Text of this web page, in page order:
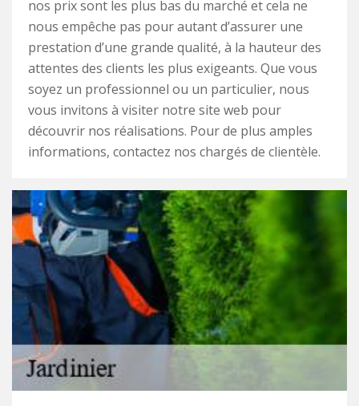
nos prix sont les plus bas du marché et cela ne
nous empêche pas pour autant d’assurer une
prestation d’une grande qualité, à la hauteur des
attentes des clients les plus exigeants. Que vous
soyez un professionnel ou un particulier, nous
vous invitons à visiter notre site web pour
découvrir nos réalisations. Pour de plus amples
informations, contactez nos chargés de clientèle.